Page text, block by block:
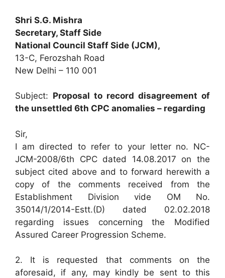
Shri S.G. Mishra
Secretary, Staff Side
National Council Staff Side (JCM),
13-C, Ferozshah Road
New Delhi – 110 001
Subject: Proposal to record disagreement of
the unsettled 6th CPC anomalies – regarding
Sir,
I am directed to refer to your letter no. NC-
JCM-2008/6th CPC dated 14.08.2017 on the
subject cited above and to forward herewith a
copy of the comments received from the
Establishment Division vide OM No.
35014/1/2014-Estt.(D) dated 02.02.2018
regarding issues concerning the Modified
Assured Career Progression Scheme.
2. It is requested that comments on the
aforesaid, if any, may kindly be sent to this